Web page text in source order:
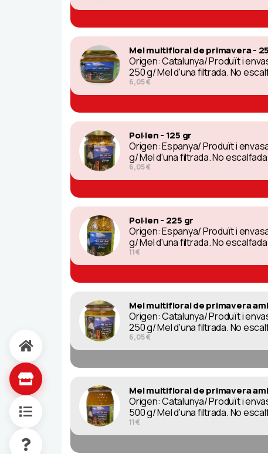
Mel multifloral de primavera -
Origen: Catalunya/ Produït i
250 g/ Mel d'una filtrada. No
6,05 €
Pol·len - 125 gr
Origen: Espanya/ Produït i
g/ Mel d'una filtrada. No escalfada
6,05 €
Pol·len - 225 gr
Origen: Espanya/ Produït i
g/ Mel d'una filtrada. No escalfada
11 €
Mel multifloral de primavera
Origen: Catalunya/ Produït i
250 g/ Mel d'una filtrada. No
6,05 €
Mel multifloral de primavera
Origen: Catalunya/ Produït i
500 g/ Mel d'una filtrada. No
11 €